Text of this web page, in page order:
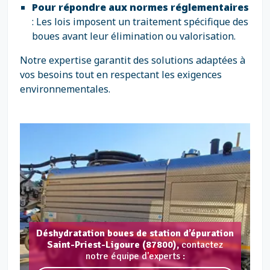
Pour répondre aux normes réglementaires
: Les lois imposent un traitement spécifique des
boues avant leur élimination ou valorisation.
Notre expertise garantit des solutions adaptées à
vos besoins tout en respectant les exigences
environnementales.
Déshydratation boues de station d’épuration
Saint-Priest-Ligoure (87800),contactez
notre équipe d'experts :